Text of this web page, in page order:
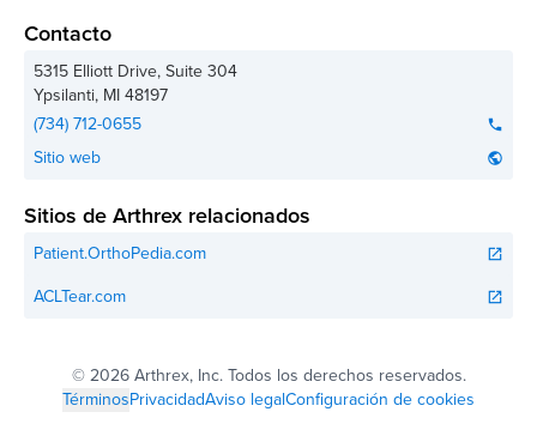
Contacto
5315 Elliott Drive, Suite 304
Ypsilanti, MI48197
(734) 712-0655
phone
Sitio web public
Sitios de Arthrex relacionados
Patient.OrthoPedia.com open_in_new
ACLTear.com open_in_new
© 2026 Arthrex, Inc. Todos los derechos reservados.
TérminosPrivacidadAviso legalConfiguración de cookies